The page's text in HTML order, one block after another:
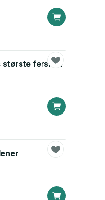
største fersken